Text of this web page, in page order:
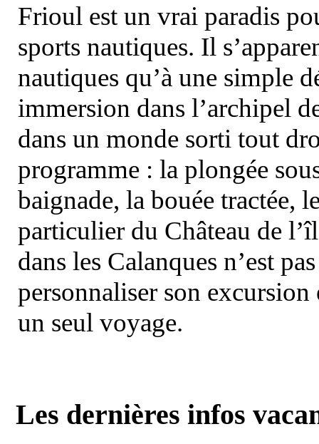
Frioul est un vrai paradis
sports nautiques. Il
nautiques qu’à une simple
immersion dans l’archipel
dans un monde sorti tout
programme : la plongée
baignade, la bouée tractée,
particulier du Château de
dans les Calanques n’est
personnaliser son
un seul voyage.
Les dernières infos